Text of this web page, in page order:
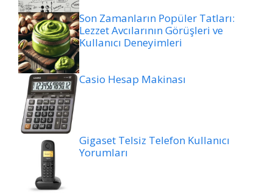
Son Zamanların Popüler Tatları:
Lezzet Avcılarının Görüşleri ve
Kullanıcı Deneyimleri
Casio Hesap Makinası
Gigaset Telsiz Telefon Kullanıcı
Yorumları